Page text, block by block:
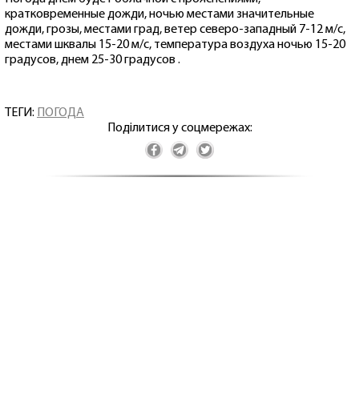
кратковременные дожди, ночью местами значительные
дожди, грозы, местами град, ветер северо-западный 7-12 м/с,
местами шквалы 15-20 м/с, температура воздуха ночью 15-20
градусов, днем ​​25-30 градусов .
ТЕГИ:
ПОГОДА
Поділитися у соцмережах: